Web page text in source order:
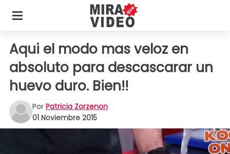
Aqui el modo mas veloz en
absoluto para descascarar un
huevo duro. Bien!!
Por Patricia Zorzenon
01 Noviembre 2015